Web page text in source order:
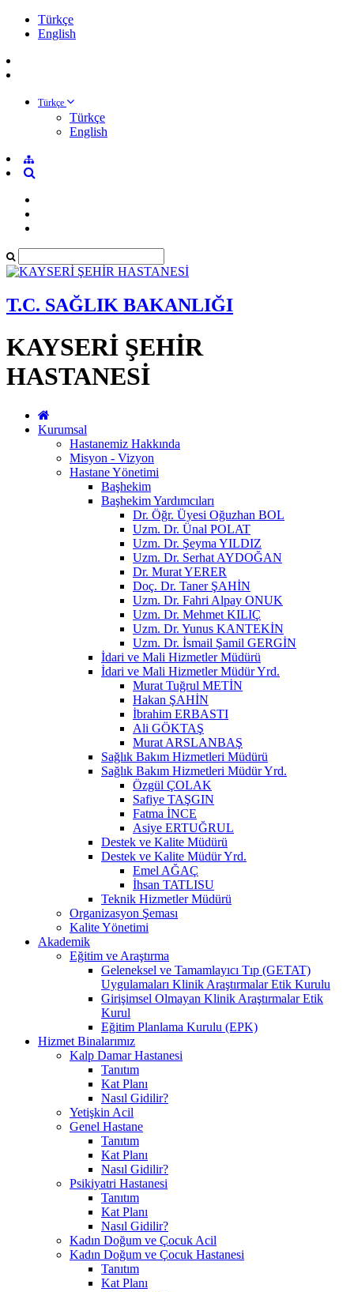
Türkçe
English
Türkçe
Türkçe
English
T.C. SAĞLIK BAKANLIĞI
KAYSERİ ŞEHİR
HASTANESİ
Kurumsal
Hastanemiz Hakkında
Misyon - Vizyon
Hastane Yönetimi
Başhekim
Başhekim Yardımcıları
Dr. Öğr. Üyesi Oğuzhan BOL
Uzm. Dr. Ünal POLAT
Uzm. Dr. Şeyma YILDIZ
Uzm. Dr. Serhat AYDOĞAN
Dr. Murat YERER
Doç. Dr. Taner ŞAHİN
Uzm. Dr. Fahri Alpay ONUK
Uzm. Dr. Mehmet KILIÇ
Uzm. Dr. Yunus KANTEKİN
Uzm. Dr. İsmail Şamil GERGİN
İdari ve Mali Hizmetler Müdürü
İdari ve Mali Hizmetler Müdür Yrd.
Murat Tuğrul METİN
Hakan ŞAHİN
İbrahim ERBASTI
Ali GÖKTAŞ
Murat ARSLANBAŞ
Sağlık Bakım Hizmetleri Müdürü
Sağlık Bakım Hizmetleri Müdür Yrd.
Özgül ÇOLAK
Safiye TAŞGIN
Fatma İNCE
Asiye ERTUĞRUL
Destek ve Kalite Müdürü
Destek ve Kalite Müdür Yrd.
Emel AĞAÇ
İhsan TATLISU
Teknik Hizmetler Müdürü
Organizasyon Şeması
Kalite Yönetimi
Akademik
Eğitim ve Araştırma
Geleneksel ve Tamamlayıcı Tıp (GETAT)
Uygulamaları Klinik Araştırmalar Etik Kurulu
Girişimsel Olmayan Klinik Araştırmalar Etik
Kurul
Eğitim Planlama Kurulu (EPK)
Hizmet Binalarımız
Kalp Damar Hastanesi
Tanıtım
Kat Planı
Nasıl Gidilir?
Yetişkin Acil
Genel Hastane
Tanıtım
Kat Planı
Nasıl Gidilir?
Psikiyatri Hastanesi
Tanıtım
Kat Planı
Nasıl Gidilir?
Kadın Doğum ve Çocuk Acil
Kadın Doğum ve Çocuk Hastanesi
Tanıtım
Kat Planı